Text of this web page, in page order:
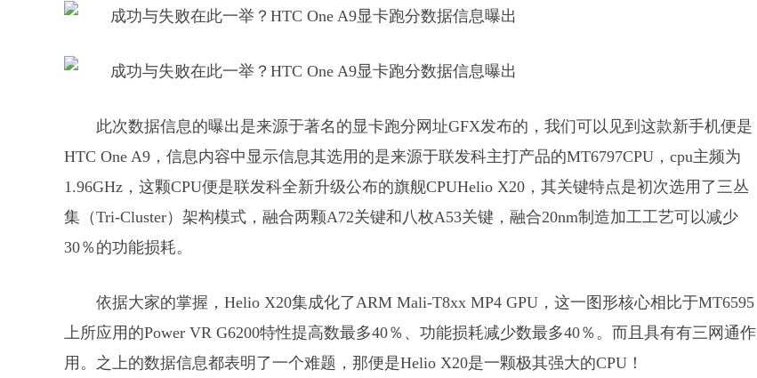
此次数据信息的曝出是来源于著名的显卡跑分网址GFX发布的，我们可以见到这款新手机便是
HTC One A9，信息内容中显示信息其选用的是来源于联发科主打产品的MT6797CPU，cpu主频为
1.96GHz，这颗CPU便是联发科全新升级公布的旗舰CPUHelio X20，其关键特点是初次选用了三丛
集（Tri-Cluster）架构模式，融合两颗A72关键和八枚A53关键，融合20nm制造加工工艺可以减少
30％的功能损耗。
依据大家的掌握，Helio X20集成化了ARM Mali-T8xx MP4 GPU，这一图形核心相比于MT6595
上所应用的Power VR G6200特性提高数最多40％、功能损耗减少数最多40％。而且具有有三网通作
用。之上的数据信息都表明了一个难题，那便是Helio X20是一颗极其强大的CPU！